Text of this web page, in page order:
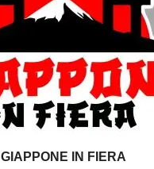
GIAPPONE IN FIERA